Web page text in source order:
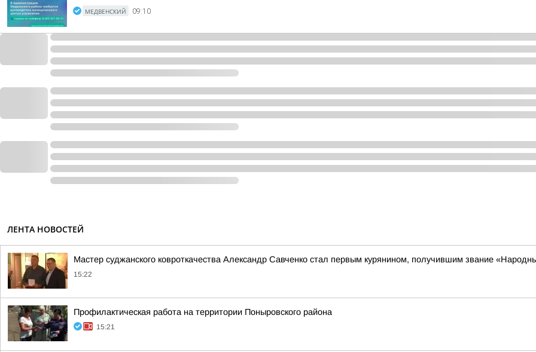
МЕДВЕНСКИЙ 09:10
ЛЕНТА НОВОСТЕЙ
Мастер суджанского ковроткачества Александр Савченко стал первым курянином, получившим звание
15:22
Профилактическая работа на территории Поныровского района
15:21